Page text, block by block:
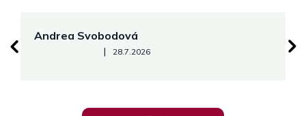
Andrea Svobodová
Hodnocení obchodu je 5 z 5 hvězdiček.
| 28.7.2026